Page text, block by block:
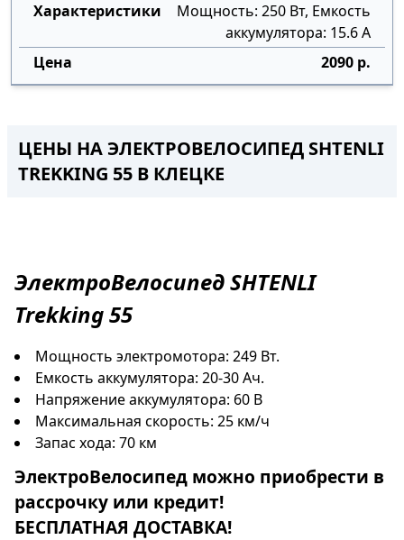
Мощность: 250 Вт, Емкость
аккумулятора: 15.6 А
2090 р.
ЦЕНЫ НА ЭЛЕКТРОВЕЛОСИПЕД SHTENLI
TREKKING 55 В КЛЕЦКЕ
ЭлектроВелосипедSHTENLI
Trekking 55
Мощность электромотора: 249 Вт.
Емкость аккумулятора: 20-30 Ач.
Напряжение аккумулятора: 60 В
Максимальная скорость: 25 км/ч
Запас хода: 70 км
ЭлектроВелосипед можно приобрести в
рассрочку или кредит!
БЕСПЛАТНАЯ ДОСТАВКА!